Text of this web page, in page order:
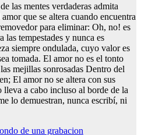
las mentes verdaderas admita
que se altera cuando encuentra
para eliminar: Oh, no! es
las tempestades y nunca es
siempre ondulada, cuyo valor es
tomada. El amor no es el tonto
mejillas sonrosadas Dentro del
El amor no se altera con sus
lleva a cabo incluso al borde de la
lo demuestran, nunca escribí, ni
de una grabacion